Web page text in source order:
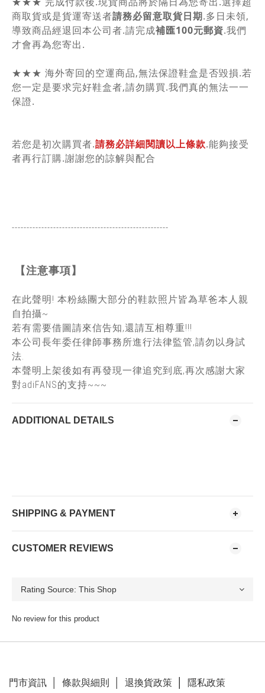
商取貨或是貨運寄送者請務必留意取貨日期.多日未領,
導致商品經退回本公司者.請完成補匯100元郵資.我們
才會再為您寄出.
★★★ 海外寄回的空運商品,無法保證鞋盒是否毀損.若
您一定是要求完好鞋盒者,請勿購買.我們真的無法一一
保證.
若您是初次購買者.請務必詳細閱讀以上條款.能夠接受
者再行訂購.謝謝您的諒解與配合
-----------------------------------------------------
【注意事項】
在此聲明! 本粉絲團大部分的鞋款照片皆為草爸本人親
自拍攝~
若有需要借圖請來信告知,還請互相尊重!!!
本公司長年委任律師事務所進行法律監管,請勿以身試
法.
本聲明上架後如有再發現一律追究到底,再次感謝大家
對adiFANS的支持~~~
ADDITIONAL DETAILS
SHIPPING & PAYMENT
CUSTOMER REVIEWS
No review for this product
門市資訊 條款與細則 退換貨政策 隱私政策